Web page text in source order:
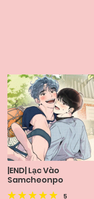
|END| Lạc Vào
Samcheonpo
5